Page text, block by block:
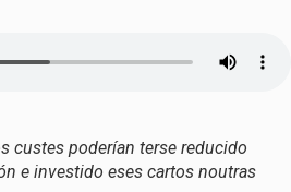
custes poderían terse reducido
e investido eses cartos noutras